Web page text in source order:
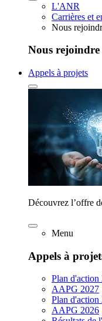
L'ANR
Carrières et
Nous
Nous rejoindre
Appels à projets
Découvrez l’offre
Menu
Appels à
Plan d'action
AAPG 2027
Plan d'action
AAPG 2026